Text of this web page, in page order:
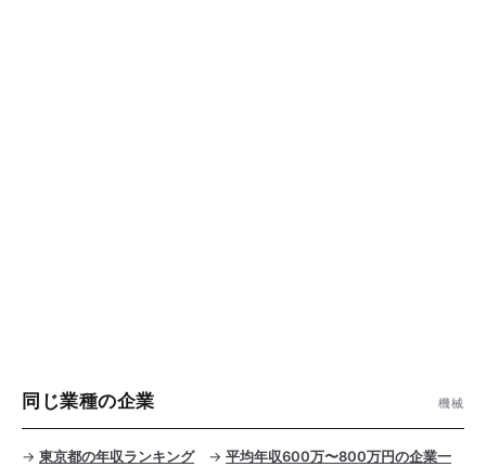
同じ業種の企業 機械
→ 東京都の年収ランキング→ 平均年収600万〜800万円の企業一